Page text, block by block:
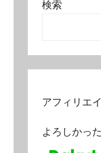
検索
アフィリエ
よろしかっ